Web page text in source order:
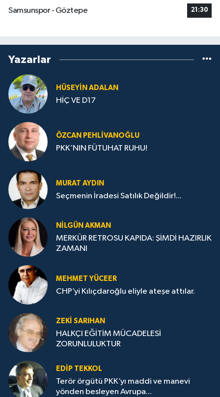
Samsunspor - Göztepe
21:30
Yazarlar
HÜSEYIN ADALAN
HİÇ VE D17
ÖZCAN PEHLIVANOĞLU
PKK’NIN FÜTUHAT RUHU!
MURAT AYDIN
Seçmenin İradesi Satılık Değildir!...
NILGÜN AKMAN
MERKÜR RETROSU KAPIDA: ŞİMDİ HAZIRLIK
ZAMANI
MEHMET YÜCEER
CHP’yi Kılıçdaroğlu eliyle ateşe attılar.
ZEKI SARIHAN
HALKÇI EĞİTİM MÜCADELESİ
ZORUNLULUKTUR
EDIP TEKKOL
Terör örgütü PKK’yı maddi ve manevi
yönden besleyen Avrupa...